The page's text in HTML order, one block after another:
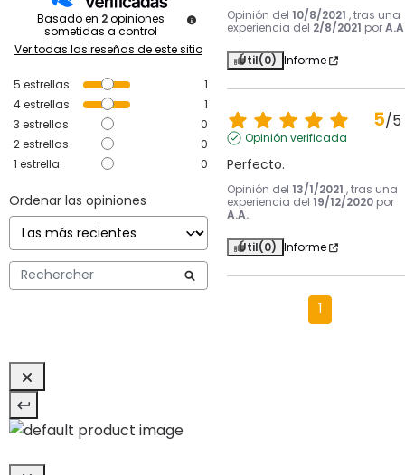
Basado en 2 opiniones
sometidas a control
Ver todas las reseñas de este sitio
5 estrellas
1
4estrellas
1
3 estrellas
0
2estrellas
0
1 estrella 0
Ordenar las opiniones
Opinión del 10/8/2021 , tras una
experiencia del 2/8/2021 por
Útil(0) Informe
5/5
Opinión verificada
Perfecto.
Opinión del 13/1/2021 , tras una
experiencia del 19/12/2020 por
A.A.
Útil(0) Informe
1